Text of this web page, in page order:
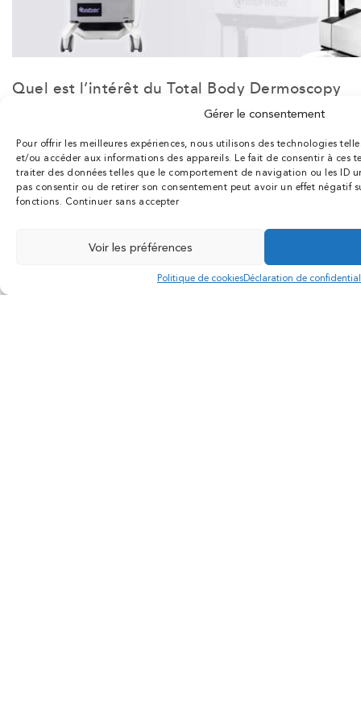
Gérer le consentement
Pour offrir les meilleures expériences, nous utilisons des technologies
et/ou accéder aux informations des appareils. Le fait de consentir à ces
traiter des données telles que le comportement de navigation ou les ID
pas consentir ou de retirer son consentement peut avoir un effet négatif
fonctions. Continuer sans accepter
Voir les préférences
Politique de cookiesDéclaration de
Quel est l’intérêt du Total Body Dermoscopy
avantages.
ATBM permet undiagnosticplus précoce, non seulement
des lésions cutanées cancéreuses, mais aussi de toutes les
trouve aussi tout son intérêt pour un diagnostic capillaire
précis, par exemple sur une chute de cheveux
Chirurgie esthétique
Chirurgien esthétique 78
Contact
Création Agence Antipodes Médical ©
Déclaration de confidentialité (UE)
Conditions générales